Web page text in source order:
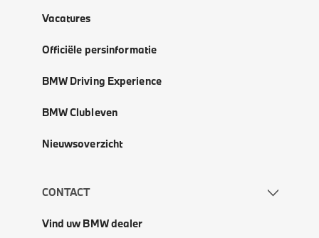
Vacatures
Officiële persinformatie
BMW Driving Experience
BMW Clubleven
Nieuwsoverzicht
CONTACT
Vind uw BMW dealer